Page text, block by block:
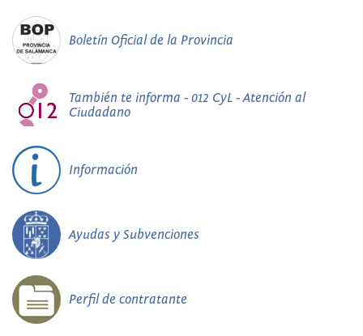
Boletín Oficial de la Provincia
También te informa - 012 CyL - Atención al
Ciudadano
Información
Ayudas y Subvenciones
Perfil de contratante